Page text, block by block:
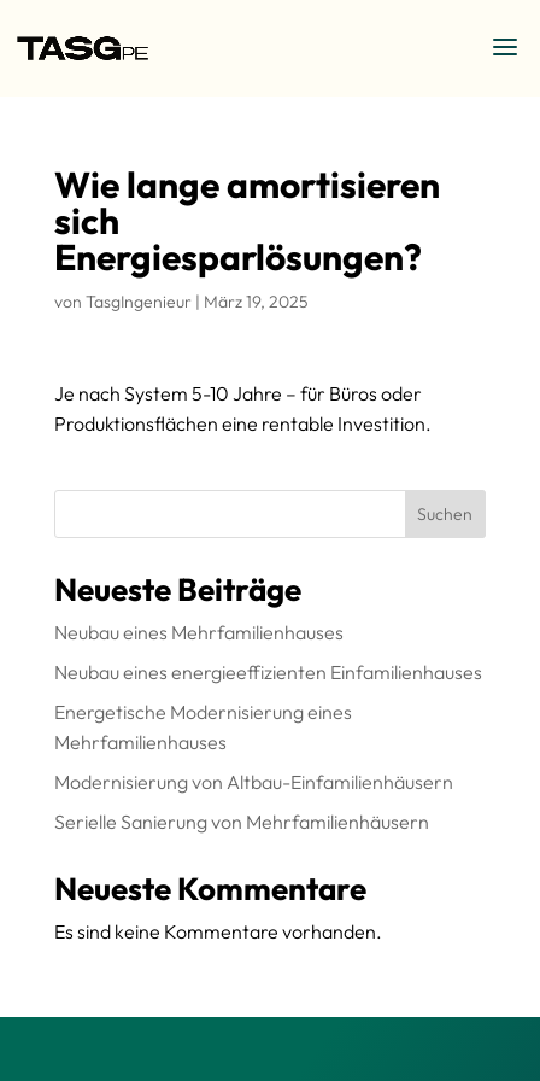
Wie lange amortisieren
sich
Energiesparlösungen?
von TasgIngenieur | März 19, 2025
Je nach System 5-10 Jahre – für Büros oder
Produktionsflächen eine rentable Investition.
Suchen
Neueste Beiträge
Neubau eines Mehrfamilienhauses
Neubau eines energieeffizienten Einfamilienhauses
Energetische Modernisierung eines
Mehrfamilienhauses
Modernisierung von Altbau-Einfamilienhäusern
Serielle Sanierung von Mehrfamilienhäusern
Neueste Kommentare
Es sind keine Kommentare vorhanden.